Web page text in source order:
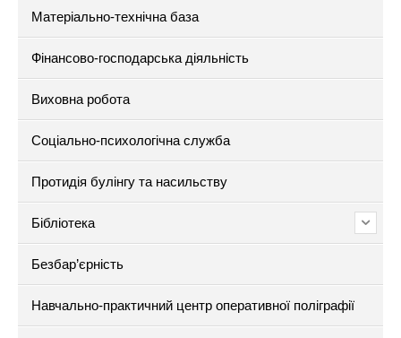
Матеріально-технічна база
Фінансово-господарська діяльність
Виховна робота
Соціально-психологічна служба
Протидія булінгу та насильству
Бібліотека
Безбар’єрність
Навчально-практичний центр оперативної поліграфії